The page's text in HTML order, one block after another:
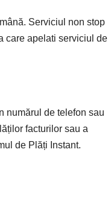
Serviciul non stop
care apelati serviciul de
numărul de telefon sau
facturilor sau a
de Plăți Instant.